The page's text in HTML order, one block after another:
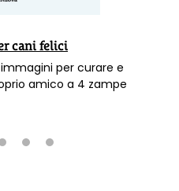
cani felici
per curare e
al proprio amico a 4 zampe